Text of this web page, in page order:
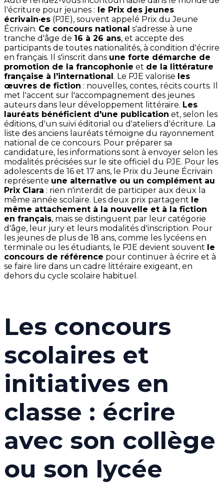
l'écriture pour jeunes : le Prix des jeunes
écrivain·es (PJE), souvent appelé Prix du Jeune
Écrivain. Ce concours national s'adresse à une
tranche d'âge de 16 à 26 ans, et accepte des
participants de toutes nationalités, à condition d'écrire
en français. Il s'inscrit dans une forte démarche de
promotion de la francophonie et de la littérature
française à l'international. Le PJE valorise les
œuvres de fiction : nouvelles, contes, récits courts. Il
met l'accent sur l'accompagnement des jeunes
auteurs dans leur développement littéraire. Les
lauréats bénéficient d'une publication et, selon les
éditions, d'un suivi éditorial ou d'ateliers d'écriture. La
liste des anciens lauréats témoigne du rayonnement
national de ce concours. Pour préparer sa
candidature, les informations sont à envoyer selon les
modalités précisées sur le site officiel du PJE. Pour les
adolescents de 16 et 17 ans, le Prix du Jeune Écrivain
représente une alternative ou un complément au
Prix Clara : rien n'interdit de participer aux deux la
même année scolaire. Les deux prix partagent le
même attachement à la nouvelle et à la fiction
en français, mais se distinguent par leur catégorie
d'âge, leur jury et leurs modalités d'inscription. Pour
les jeunes de plus de 18 ans, comme les lycéens en
terminale ou les étudiants, le PJE devient souvent le
concours de référence pour continuer à écrire et à
se faire lire dans un cadre littéraire exigeant, en
dehors du cycle scolaire habituel.
Les concours
scolaires et
initiatives en
classe : écrire
avec son collège
ou son lycée